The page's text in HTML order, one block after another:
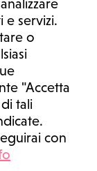
servizi.
o
"Accetta
tali
con
la formulazione di
o l'assunzione o
un medico di
cookie